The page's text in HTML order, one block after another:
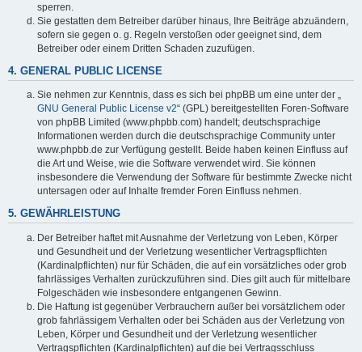
sperren.
Sie gestatten dem Betreiber darüber hinaus, Ihre Beiträge abzuändern,
sofern sie gegen o. g. Regeln verstoßen oder geeignet sind, dem
Betreiber oder einem Dritten Schaden zuzufügen.
4. GENERAL PUBLIC LICENSE
Sie nehmen zur Kenntnis, dass es sich bei phpBB um eine unter der „
GNU General Public License v2“ (GPL) bereitgestellten Foren-Software
von phpBB Limited (www.phpbb.com) handelt; deutschsprachige
Informationen werden durch die deutschsprachige Community unter
www.phpbb.de zur Verfügung gestellt. Beide haben keinen Einfluss auf
die Art und Weise, wie die Software verwendet wird. Sie können
insbesondere die Verwendung der Software für bestimmte Zwecke nicht
untersagen oder auf Inhalte fremder Foren Einfluss nehmen.
5. GEWÄHRLEISTUNG
Der Betreiber haftet mit Ausnahme der Verletzung von Leben, Körper
und Gesundheit und der Verletzung wesentlicher Vertragspflichten
(Kardinalpflichten) nur für Schäden, die auf ein vorsätzliches oder grob
fahrlässiges Verhalten zurückzuführen sind. Dies gilt auch für mittelbare
Folgeschäden wie insbesondere entgangenen Gewinn.
Die Haftung ist gegenüber Verbrauchern außer bei vorsätzlichem oder
grob fahrlässigem Verhalten oder bei Schäden aus der Verletzung von
Leben, Körper und Gesundheit und der Verletzung wesentlicher
Vertragspflichten (Kardinalpflichten) auf die bei Vertragsschluss